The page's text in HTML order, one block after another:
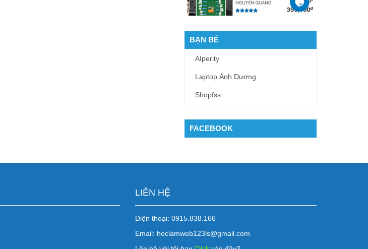
BẠN BÈ
AIperity
Laptop Ánh Dương
Shopfss
FACEBOOK
LIÊN HỆ
Điện thoại: 0915.838.166
Email: hoclamweb123ls@gmail.com